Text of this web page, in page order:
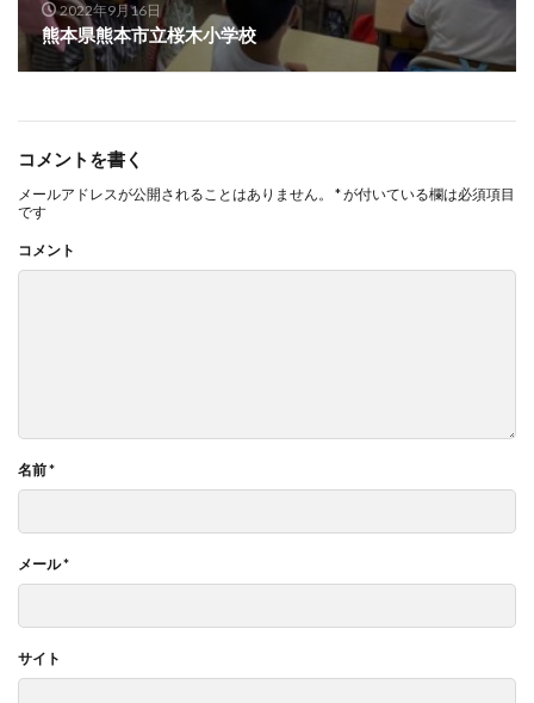
2022年9月16日
熊本県熊本市立桜木小学校
コメントを書く
メールアドレスが公開されることはありません。 *が付いている欄は必須項目
です
コメント
名前*
メール*
サイト